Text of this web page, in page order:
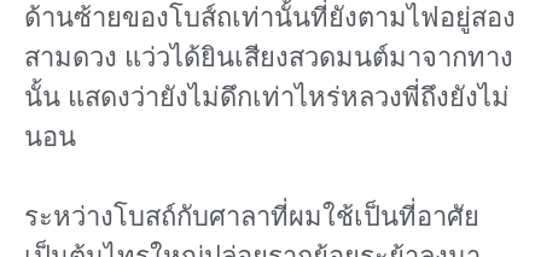
ด้านซ้ายของโบส์ถเท่านั้นที่ยังตามไฟอยู่สอง
สามดวง แว่วได้ยินเสียงสวดมนต์มาจากทาง
นั้น แสดงว่ายังไม่ดึกเท่าไหร่หลวงพี่ถึงยังไม่
นอน
ระหว่างโบสถ์กับศาลาที่ผมใช้เป็นที่อาศัย